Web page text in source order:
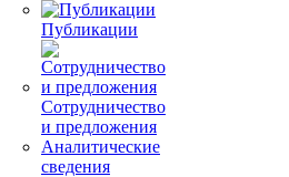
Публикации
Сотрудничество
и предложения
Аналитические
сведения